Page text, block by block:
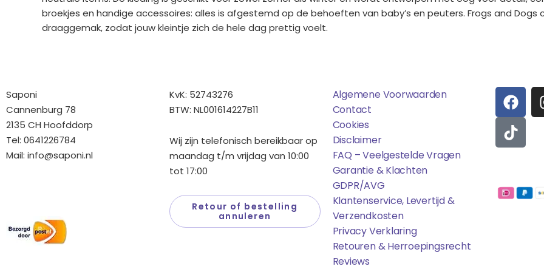
broekjes en handige accessoires: alles is afgestemd op de behoeften van baby’s en peuters. Frogs and
draaggemak, zodat jouw kleintje zich de hele dag prettig voelt.
Saponi
Cannenburg 78
2135 CH Hoofddorp
Tel: 0641226784
Mail: info@saponi.nl
KvK: 52743276
BTW: NL001614227B11
Wij zijn telefonisch bereikbaar op
maandag t/m vrijdag van 10:00
tot 17:00
Retour of bestelling
annuleren
Algemene Voorwaarden
Contact
Cookies
Disclaimer
FAQ – Veelgestelde Vragen
Garantie & Klachten
GDPR/AVG
Klantenservice, Levertijd &
Verzendkosten
Privacy Verklaring
Retouren & Herroepingsrecht
Reviews
F
A
C
E
B
O
K
T
I
K
T
O